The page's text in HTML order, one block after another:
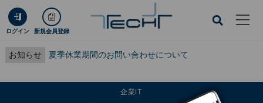
ログイン 新規会員登録
お知らせ 夏季休業期間のお問い合わせについて
企業IT